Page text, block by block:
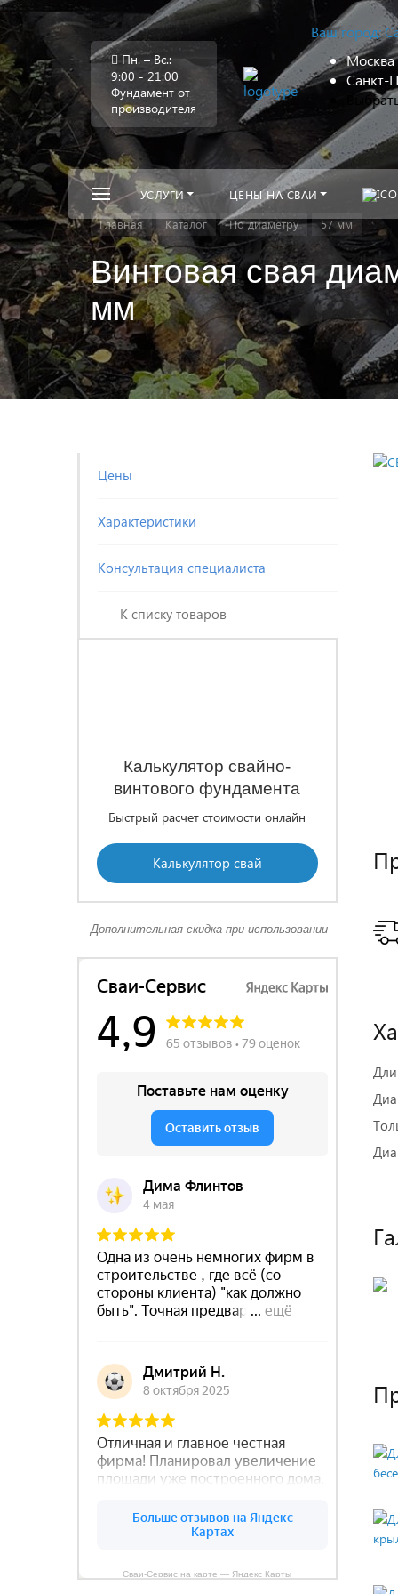
Пн. – Вс.:
9:00 - 21:00
Фундамент от
производителя
Ваш город:
Москва
Санкт-
УСЛУГИ
ЦЕНЫ НА СВАИ
Главная
Каталог По диаметру 57 мм
Винтовая свая
мм
Цены
Характеристики
Консультация специалиста
К списку товаров
Калькулятор свайно-
винтового фундамента
Быстрый расчет стоимости онлайн
Калькулятор свай
Дополнительная скидка при использовании
Сваи-Сервис на карте — Яндекс Карты